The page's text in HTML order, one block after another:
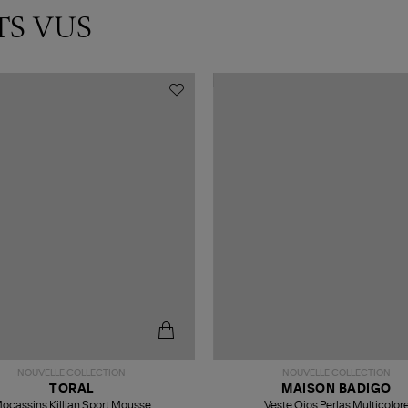
VUS
NOUVELLE COLLECTION
TORAL
Killian Sport Mousse
NOUVELLE COLLECTION
MAISON BADIGO
Veste Ojos Perlas